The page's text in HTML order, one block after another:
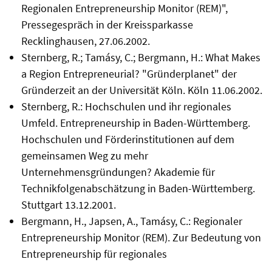
Regionalen Entrepreneurship Monitor (REM)",
Pressegespräch in der Kreissparkasse
Recklinghausen, 27.06.2002.
Sternberg, R.; Tamásy, C.; Bergmann, H.: What Makes
a Region Entrepreneurial? "Gründerplanet" der
Gründerzeit an der Universität Köln. Köln 11.06.2002.
Sternberg, R.: Hochschulen und ihr regionales
Umfeld. Entrepreneurship in Baden-Württemberg.
Hochschulen und Förderinstitutionen auf dem
gemeinsamen Weg zu mehr
Unternehmensgründungen? Akademie für
Technikfolgenabschätzung in Baden-Württemberg.
Stuttgart 13.12.2001.
Bergmann, H., Japsen, A., Tamásy, C.: Regionaler
Entrepreneurship Monitor (REM). Zur Bedeutung von
Entrepreneurship für regionales